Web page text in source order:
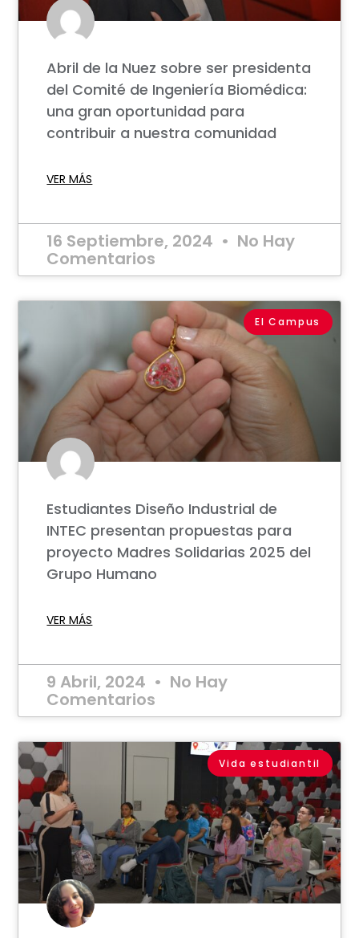
Abril de la Nuez sobre ser presidenta
del Comité de Ingeniería Biomédica:
una gran oportunidad para
contribuir a nuestra comunidad
VER MÁS
16 Septiembre, 2024 No Hay
Comentarios
El Campus
Estudiantes Diseño Industrial de
INTEC presentan propuestas para
proyecto Madres Solidarias 2025 del
Grupo Humano
VER MÁS
9 Abril, 2024 No Hay
Comentarios
Vida estudiantil